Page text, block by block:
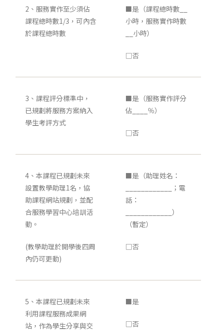
2、服務實作至少須佔
課程總時數1/3，可內含
於課程總時數
■是（課程總時數__
小時，服務實作時數
__小時）
□否
3、課程評分標準中，
已規劃將服務方案納入
學生考評方式
■是（服務實作評分
佔____％）
□否
4、本課程已規劃未來
設置教學助理1名，協
助課程網站規劃，並配
合服務學習中心培訓活
動。
(教學助理於開學後四周
內仍可更動)
■是（助理姓名：
____________；電
話：
____________）
（暫定）
□否
5、本課程已規劃未來
利用課程服務成果網
站，作為學生分享與交
■是
□否